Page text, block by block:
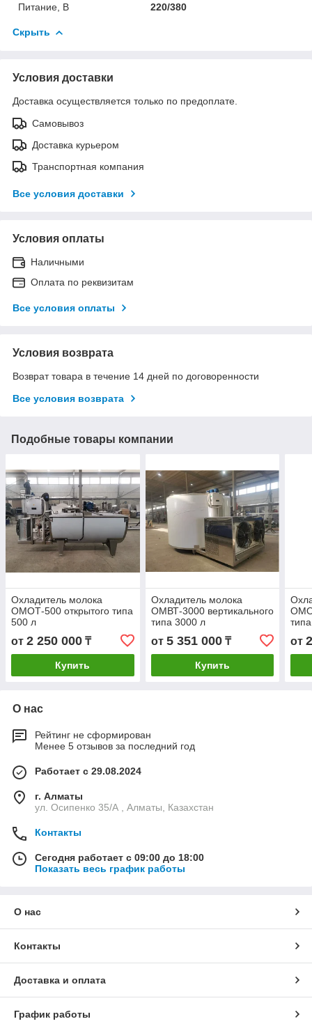
Питание, В
220/380
Скрыть
Условия доставки
Доставка осуществляется только по предоплате.
Самовывоз
Доставка курьером
Транспортная компания
Все условия доставки
Условия оплаты
Наличными
Оплата по реквизитам
Все условия оплаты
Условия возврата
Возврат товара в течение 14 дней по договоренности
Все условия возврата
Подобные товары компании
Охладитель молока
ОМОТ-500 открытого типа
500 л
от 2 250 000 ₸
Купить
Охладитель молока
ОМВТ-3000 вертикального
типа 3000 л
от 5 351 000₸
Купить
от
О нас
Рейтинг не сформирован
Менее 5 отзывов за последний год
Работает с 29.08.2024
г. Алматы
ул. Осипенко 35/А , Алматы, Казахстан
Контакты
Сегодня работает с 09:00 до 18:00
Показать весь график работы
О нас
Контакты
Доставка и оплата
График работы